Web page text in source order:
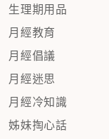
生理期用品
月經教育
月經倡議
月經迷思
月經冷知識
姊妹掏心話